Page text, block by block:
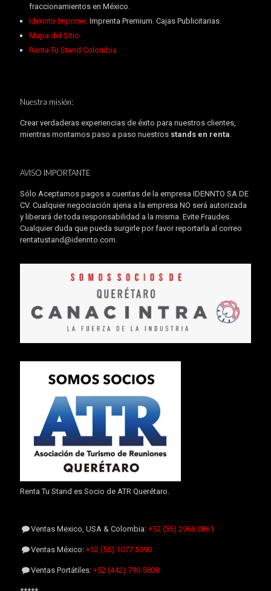
fraccionamientos en México.
Idennto Imprime:Imprenta Premium. Cajas Publicitarias.
Mapa del Sitio
Renta Tu Stand Colombia.
Nuestra misión:
Crear verdaderas experiencias de éxito para nuestros clientes,
mientras montamos paso a paso nuestros stands en renta.
AVISO IMPORTANTE
Sólo Aceptamos pagos a cuentas de la empresa IDENNTO SA DE
CV. Cualquier negociación ajena a la empresa NO será autorizada
y liberará de toda responsabilidad a la misma. Evite Fraudes.
Cualquier duda que pueda surgirle por favor reportarla al correo
rentatustand@idennto.com.
Renta Tu Stand es Socio de ATR Querétaro.
Ventas Mexico, USA & Colombia:+52 (55) 2966.0861
Ventas México:+52 (55) 1077.5390
Ventas Portátiles:+52 (442) 790.5808